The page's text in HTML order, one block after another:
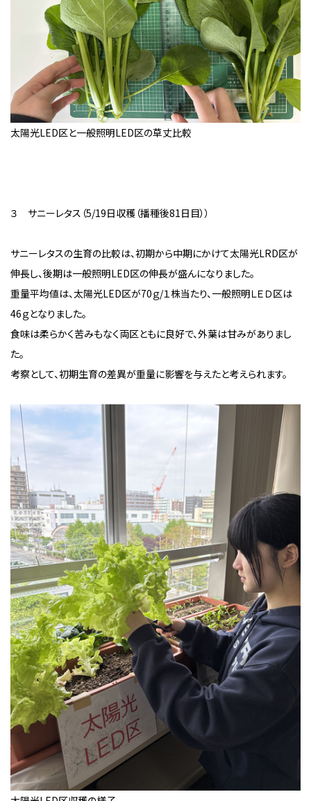
太陽光LED区と一般照明LED区の草丈比較
３ サニーレタス（5/19日収穫（播種後81日目））
サニーレタスの生育の比較は、初期から中期にかけて太陽光LRD区が
伸長し、後期は一般照明LED区の伸長が盛んになりました。
重量平均値は、太陽光LED区が70ｇ/１株当たり、一般照明ＬＥＤ区は
46ｇとなりました。
食味は柔らかく苦みもなく両区ともに良好で、外葉は甘みがありまし
た。
考察として、初期生育の差異が重量に影響を与えたと考えられます。